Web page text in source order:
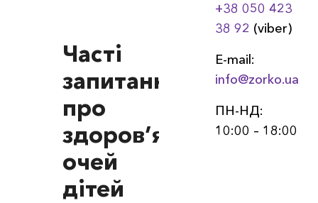
Часті
запитання
про
здоров’я
очей
дітей
+38 050 423
38 92 (viber)
E-mail:
info@zorko.ua
ПН-НД:
10:00 – 18:00